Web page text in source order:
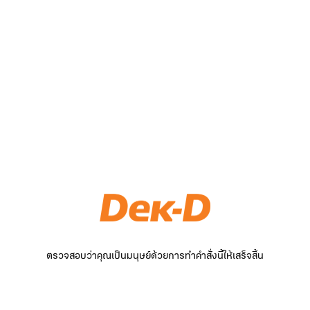
ตรวจสอบว่าคุณเป็นมนุษย์ด้วยการทำคำสั่งนี้ให้เสร็จสิ้น